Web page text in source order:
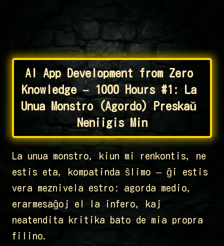
AI App Development from Zero
Knowledge – 1000 Hours #1: La
Unua Monstro (Agordo) Preskaŭ
Neniigis Min
La unua monstro, kiun mi renkontis, ne
estis eta, kompatinda ŝlimo – ĝi estis
vera meznivela estro: agorda medio,
erarmesaĝoj el la infero, kaj
neatendita kritika bato de mia propra
filino.